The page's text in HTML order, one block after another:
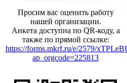
Просим вас оценить работу
нашей организации.
Анкета доступна по QR-коду, а
также по прямой ссылке:
https://forms.mkrf.ru/e/2579/
ap_orgcode=225813